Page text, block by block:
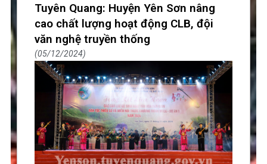
Tuyên Quang: Huyện Yên Sơn nâng
cao chất lượng hoạt động CLB, đội
văn nghệ truyền thống
05/12/2024